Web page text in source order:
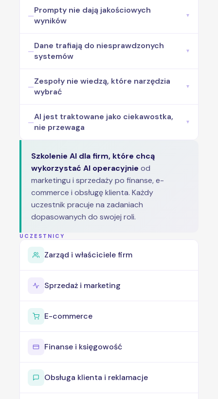
—
Prompty nie dają jakościowych
wyników
▼
—
Dane trafiają do niesprawdzonych
systemów
▼
—
Zespoły nie wiedzą, które narzędzia
wybrać
▼
—
AI jest traktowane jako ciekawostka,
nie przewaga
▼
Szkolenie AI dla firm, które chcą
wykorzystać AI operacyjnie od
marketingu i sprzedaży po finanse, e-
commerce i obsługę klienta. Każdy
uczestnik pracuje na zadaniach
dopasowanych do swojej roli.
UCZESTNICY
Zarząd i właściciele firm
Sprzedaż i marketing
E-commerce
Finanse i księgowość
Obsługa klienta i reklamacje